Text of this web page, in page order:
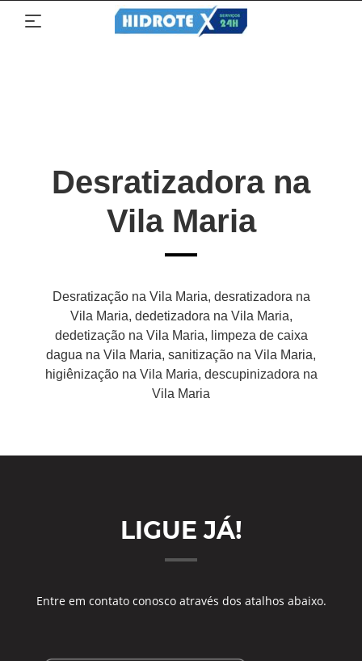
Desratizadora na
Vila Maria
Desratização na Vila Maria, desratizadora na
Vila Maria, dedetizadora na Vila Maria,
dedetização na Vila Maria, limpeza de caixa
dagua na Vila Maria, sanitização na Vila Maria,
higiênização na Vila Maria, descupinizadora na
Vila Maria
LIGUE JÁ!
Entre em contato conosco através dos atalhos abaixo.